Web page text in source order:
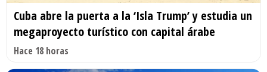
Cuba abre la puerta a la ‘Isla Trump’ y estudia un
megaproyecto turístico con capital árabe
Hace 18 horas